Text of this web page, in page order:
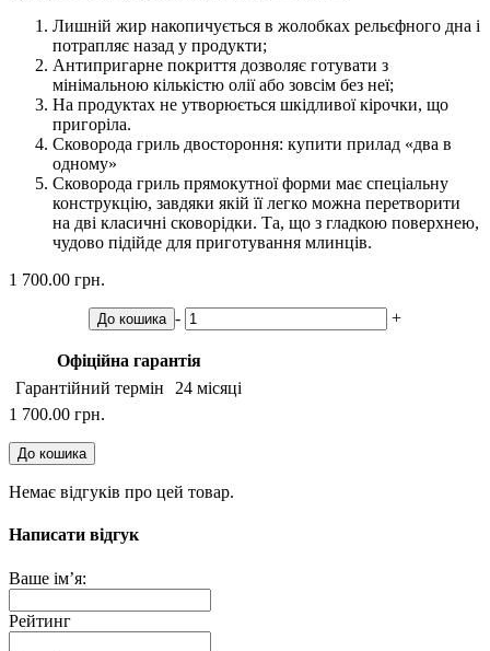
Лишній жир накопичується в жолобках рельєфного дна і
потрапляє назад у продукти;
Антипригарне покриття дозволяє готувати з
мінімальною кількістю олії або зовсім без неї;
На продуктах не утворюється шкідливої кірочки, що
пригоріла.
Сковорода гриль двостороння: купити прилад «два в
одному»
Сковорода гриль прямокутної форми має спеціальну
конструкцію, завдяки якій її легко можна перетворити
на дві класичні сковорідки. Та, що з гладкою поверхнею,
чудово підійде для приготування млинців.
1 700.00 грн.
До кошика - +
Офіційна гарантія
Гарантійний термін
24 місяці
1 700.00 грн.
До кошика
Немає відгуків про цей товар.
Написати відгук
Ваше ім’я:
Рейтинг